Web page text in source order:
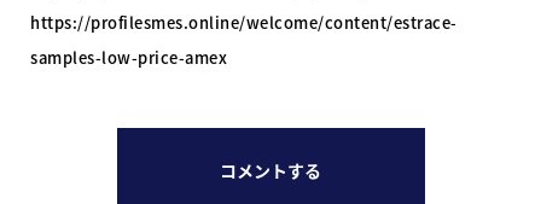
https://profilesmes.online/welcome/content/estrace-
samples-low-price-amex
コメントする